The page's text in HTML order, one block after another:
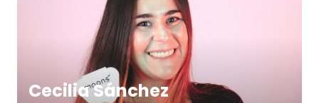
Cecilia Sánchez